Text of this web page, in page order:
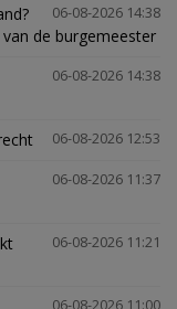
06-08-2026 14:38
de burgemeester
06-08-2026 14:38
06-08-2026 12:53
06-08-2026 11:37
06-08-2026 11:21
06-08-2026 11:00